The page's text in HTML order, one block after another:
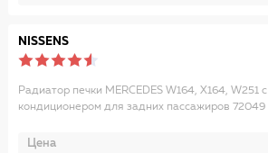
NISSENS
Радиатор печки MERCEDES W164, X164, W251 с
кондиционером для задних пассажиров 72049
Цена